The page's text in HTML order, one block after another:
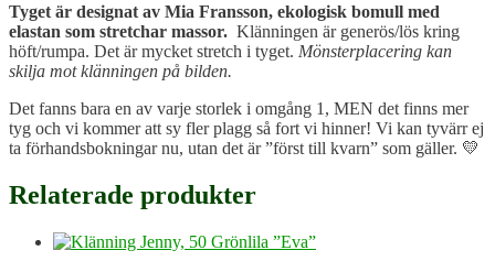
Tyget är designat av Mia Fransson, ekologisk bomull med
elastan som stretchar massor. Klänningen är generös/lös kring
höft/rumpa. Det är mycket stretch i tyget. Mönsterplacering kan
skilja mot klänningen på bilden.
Det fanns bara en av varje storlek i omgång 1, MEN det finns mer
tyg och vi kommer att sy fler plagg så fort vi hinner! Vi kan tyvärr ej
ta förhandsbokningar nu, utan det är ”först till kvarn” som gäller. 💛
Relaterade produkter